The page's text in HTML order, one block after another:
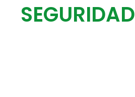
SEGURIDAD